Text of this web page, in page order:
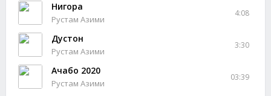
Нигора
Рустам Азими
4:08
Дустон
Рустам Азими
3:30
Ачабо 2020
Рустам Азими
03:39